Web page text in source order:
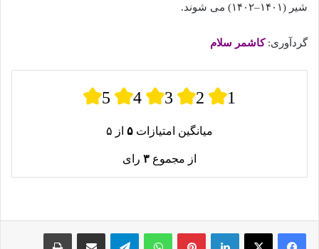
شیر (۱۴۰۱–۱۴۰۲) می‌ شوند.
گردآوری: کاشمر سلام
5 4 3 2 1
میانگین امتیازات ۵ از ۵
از مجموع ۳ رای
لینکدین پینترستواتس آپ تلگرام اشتراک گذاری از طریق ایمیل چاپ